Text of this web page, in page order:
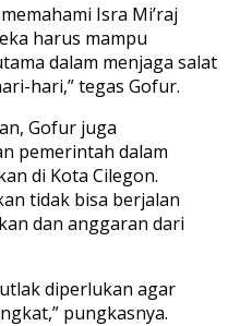
Isra Mi’raj
harus mampu
dalam menjaga salat
hari,” tegas Gofur.
Gofur juga
pemerintah dalam
di Kota Cilegon.
tidak bisa berjalan
dan anggaran dari
diperlukan agar
pungkasnya.